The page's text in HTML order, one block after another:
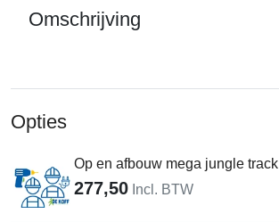
Omschrijving
Opties
Op en afbouw mega jungle track
277,50 Incl. BTW